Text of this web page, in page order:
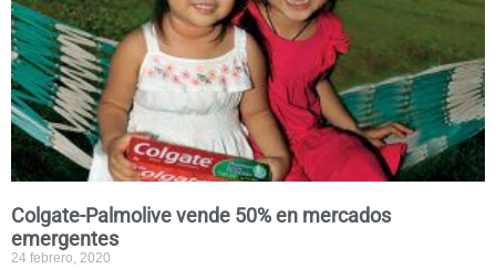
Colgate-Palmolive vende 50% en mercados
emergentes
24 febrero, 2020